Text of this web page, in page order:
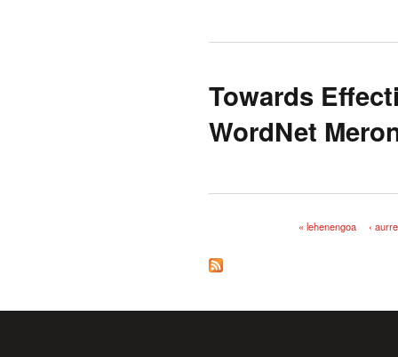
Towards
WordNet
« lehenengoa ‹